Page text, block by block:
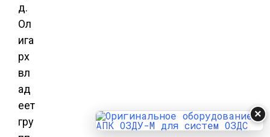
д.
Ол
ига
рх
вл
ад
еет
гру
×